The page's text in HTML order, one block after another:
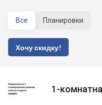
Все Планировки
Хочу скидку!
1-